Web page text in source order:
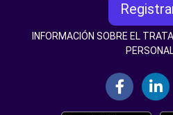
INFORMACIÓN SOBRE EL